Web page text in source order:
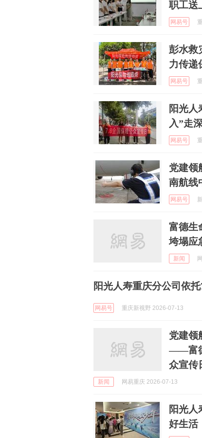
职工送
网易号
彭水救灾跑出加
力传递
网易号
阳光人
入”走
网易号
党建领
南航线
网易号
富德生
垮塌应
新闻
阳光人寿重庆分公司依
网易号 重庆新视野 2026-07-13
党建领
——富
众宣传
新闻 网易重庆 2026-07-13
阳光人
好生活